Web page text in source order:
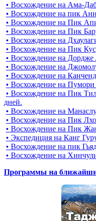
• Восхождение на Ама-
• Восхождение на пик
• Восхождение на Пик
• Восхождение на Пик
• Восхождение на
• Восхождение на Пик
• Восхождение на
• Восхождение на
• Восхождение на
• Восхождение на
• Восхождение на Пик
дней.
• Восхождение на
• Восхождение на Пик
• Восхождение на Пик
• Экспедиция на Канг
• Восхождение на пик
• Восхождение на
Программы на